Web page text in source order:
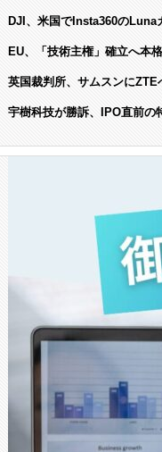
DJI、米国でInsta360の
EU、「技術主権」確立へ本
英国裁判所、サムスンに
宇樹科技が勝訴、IPO直前の